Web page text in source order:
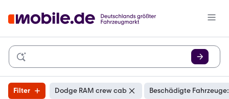
Filter Dodge RAM crew cab Beschädigte